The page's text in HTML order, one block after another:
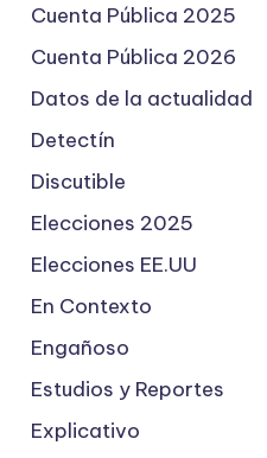
Cuenta Pública 2025
Cuenta Pública 2026
Datos de la actualidad
Detectín
Discutible
Elecciones 2025
Elecciones EE.UU
En Contexto
Engañoso
Estudios y Reportes
Explicativo